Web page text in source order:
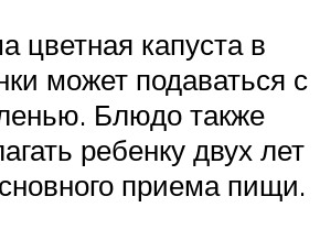
цветная капуста в
может подаваться с
Блюдо также
ребенку двух лет
приема пищи.